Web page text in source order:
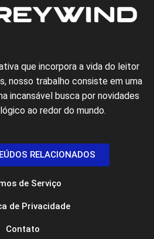
que incorpora a vida do leitor
nosso trabalho consiste em uma
incansável busca por novidades
ao redor do mundo.
RELACIONADOS
de Serviço
de Privacidade
Contato